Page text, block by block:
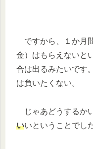
ですから、１か月
金）はもらえないと
合は出るみたいです
は負いたくない。
じゃあどうするか
いいということでし